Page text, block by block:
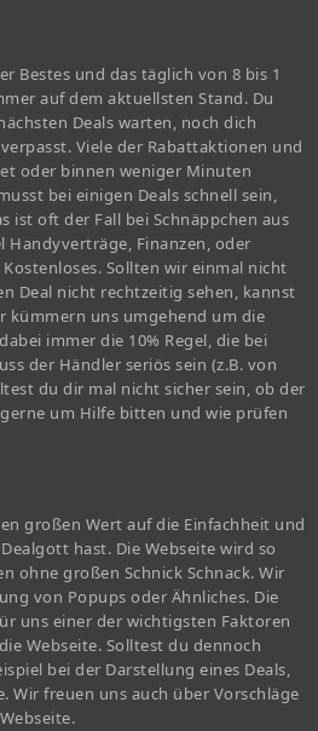
Bestes und das täglich von 8 bis 1
auf dem aktuellsten Stand. Du
Deals warten, noch dich
Viele der Rabattaktionen und
oder binnen weniger Minuten
bei einigen Deals schnell sein,
ist oft der Fall bei Schnäppchen aus
Handyverträge, Finanzen, oder
Sollten wir einmal nicht
Deal nicht rechtzeitig sehen, kannst
kümmern uns umgehend um die
immer die 10% Regel, die bei
der Händler seriös sein (z.B. von
du dir mal nicht sicher sein, ob der
um Hilfe bitten und wie prüfen
großen Wert auf die Einfachheit und
hast. Die Webseite wird so
ohne großen Schnick Schnack. Wir
von Popups oder Ähnliches. Die
uns einer der wichtigsten Faktoren
Webseite. Solltest du dennoch
bei der Darstellung eines Deals,
Wir freuen uns auch über Vorschläge